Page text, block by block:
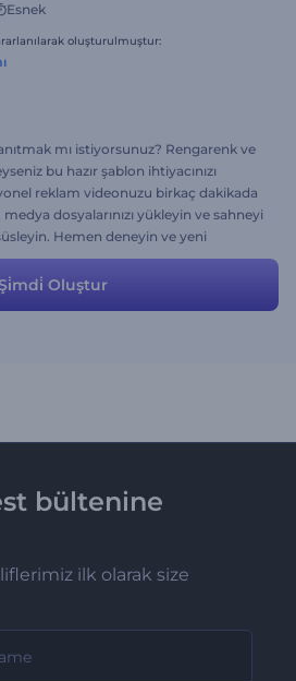
Esnek
oluşturulmuştur:
mı istiyorsunuz? Rengarenk ve
bu hazır şablon ihtiyacınızı
reklam videonuzu birkaç dakikada
dosyalarınızı yükleyin ve sahneyi
Hemen deneyin ve yeni
Oluştur
bültenine
ilk olarak size